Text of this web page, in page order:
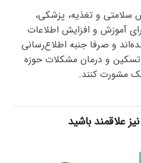
سلامتی و تغذیه، پزشکی،
آموزش و افزایش اطلاعات
و صرفا جنبه اطلاع‌رسانی
تسکین و درمان مشکلات حوزه
مشورت کنند.
علاقمند باشید